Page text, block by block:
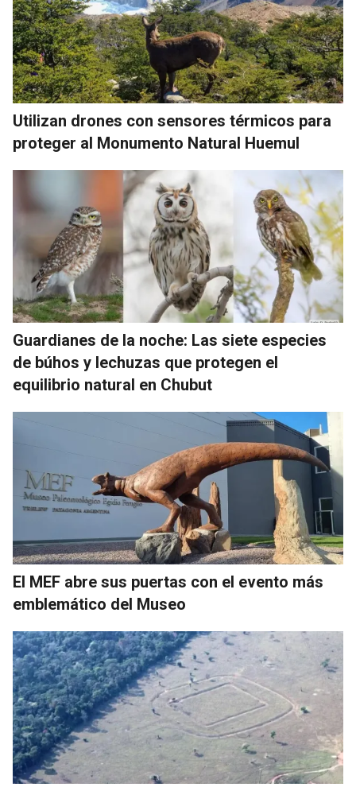
Utilizan drones con sensores térmicos para
proteger al Monumento Natural Huemul
Guardianes de la noche: Las siete especies
de búhos y lechuzas que protegen el
equilibrio natural en Chubut
El MEF abre sus puertas con el evento más
emblemático del Museo